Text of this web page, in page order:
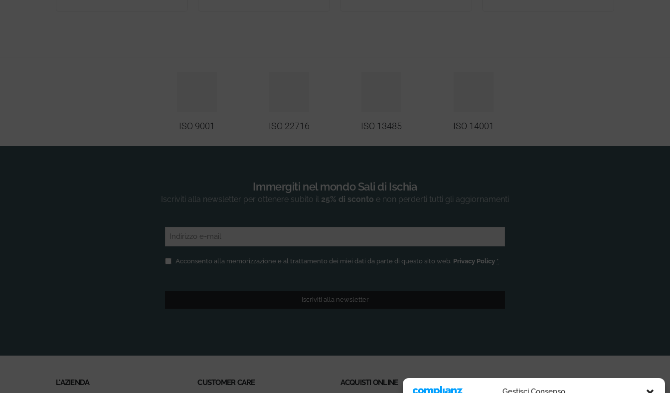
ISO 9001 ISO 22716 ISO 13485 ISO 14001
Immergiti nel mondo Sali di Ischia
Iscriviti alla newsletter per ottenere subito il 25% di sconto e non perderti tutti gli aggiornamenti
Email (Obbligatorio)
Privacy(Obbligatorio)
Acconsento alla memorizzazione e al trattamento dei miei dati da parte di questo sito web. Privacy Policy *
Iscriviti alla newsletter
L'AZIENDA CUSTOMER CARE ACQUISTI ONLINE